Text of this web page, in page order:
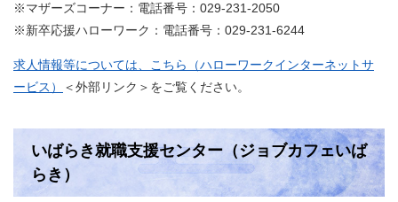
※マザーズコーナー：電話番号：029-231-2050
※新卒応援ハローワーク：電話番号：029-231-6244
求人情報等については、こちら（ハローワークインターネットサ
ービス）
＜外部リンク＞ をご覧ください。
いばらき就職支援センター（ジョブカフェいば
らき）